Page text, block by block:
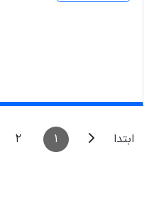
Leaflet| Map data ©
ابتدا 1
2